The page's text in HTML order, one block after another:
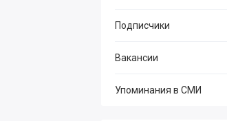
Подписчики
Вакансии
Упоминания в СМИ